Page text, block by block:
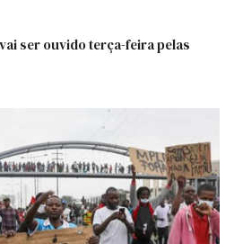
ser ouvido terça-feira pelas